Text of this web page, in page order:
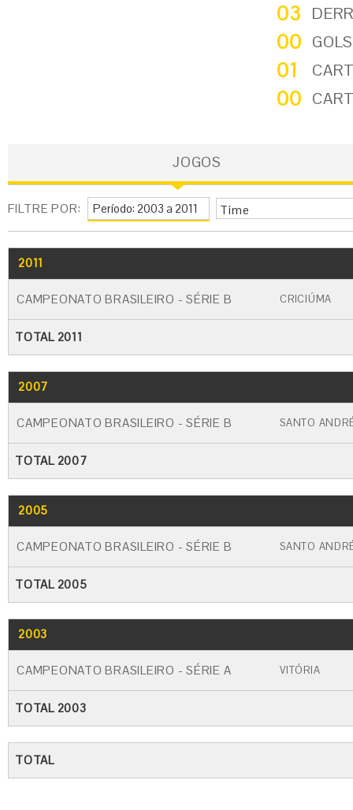
03
00
01
00
JOGOS
FILTRE POR: Time
2011
CAMPEONATO BRASILEIRO - SÉRIE B CRICIÚMA
TOTAL 2011
2007
CAMPEONATO BRASILEIRO - SÉRIE B SANTO
TOTAL 2007
2005
CAMPEONATO BRASILEIRO - SÉRIE B SANTO
TOTAL 2005
2003
CAMPEONATO BRASILEIRO - SÉRIE A VITÓRIA
TOTAL 2003
TOTAL